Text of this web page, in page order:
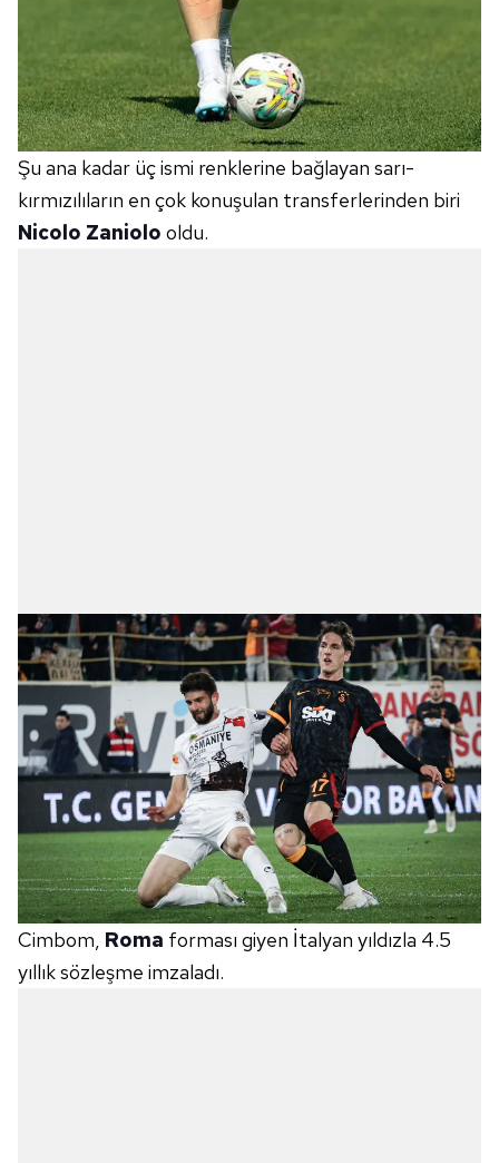
Şu ana kadar üç ismi renklerine bağlayan sarı-
kırmızılıların en çok konuşulan transferlerinden biri
Nicolo Zaniolo oldu.
Cimbom, Roma forması giyen İtalyan yıldızla 4.5
yıllık sözleşme imzaladı.